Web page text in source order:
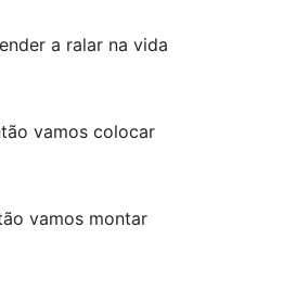
a ralar na vida
vamos colocar
vamos montar